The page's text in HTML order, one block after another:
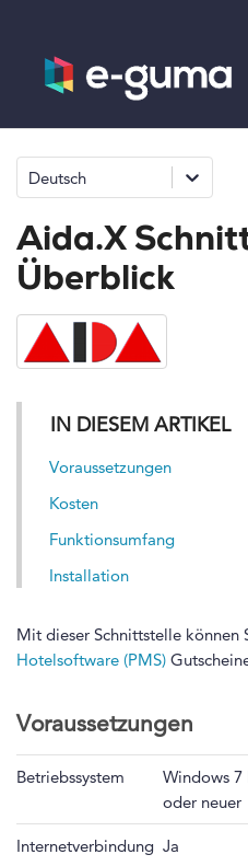
Deutsch
Aida.X
Überblick
IN DIESEM ARTIKEL
Voraussetzungen
Kosten
Funktionsumfang
Installation
Mit dieser Schnittstelle können
Hotelsoftware (PMS)
Voraussetzungen
Betriebssystem
Windows 7
oder neuer
Internetverbindung Ja